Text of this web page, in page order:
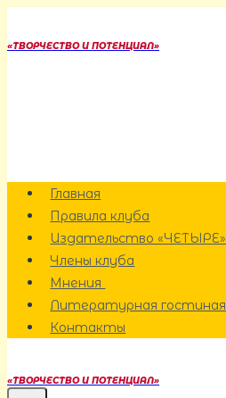
к
«ТВОРЧЕСТВО И ПОТЕНЦИАЛ»
Главная
Правила клуба
Издательство «ЧЕТЫРЕ»
Члены клуба
Мнения
Литературная гостиная
Контакты
«ТВОРЧЕСТВО И ПОТЕНЦИАЛ»